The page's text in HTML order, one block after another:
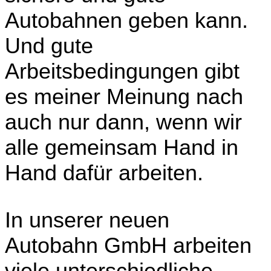
Autobahnen geben kann.
Und gute
Arbeitsbedingungen gibt
es meiner Meinung nach
auch nur dann, wenn wir
alle gemeinsam Hand in
Hand dafür arbeiten.
In unserer neuen
Autobahn GmbH arbeiten